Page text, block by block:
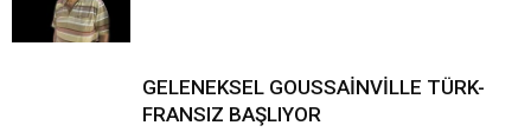
GELENEKSEL GOUSSAİNVİLLE TÜRK-
FRANSIZ BAŞLIYOR